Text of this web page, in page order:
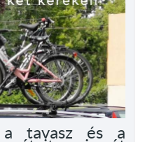
tavasz és a